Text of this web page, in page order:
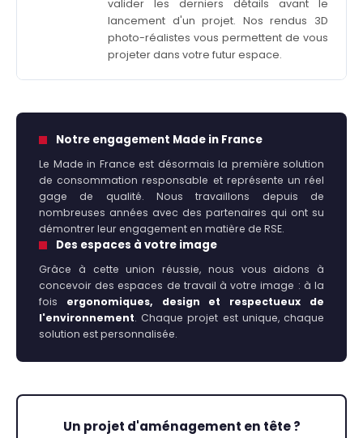
valider les derniers détails avant le
lancement d'un projet. Nos rendus 3D
photo-réalistes vous permettent de vous
projeter dans votre futur espace.
Notre engagement Made in France
Le Made in France est désormais la première solution
de consommation responsable et représente un réel
gage de qualité. Nous travaillons depuis de
nombreuses années avec des partenaires qui ont su
démontrer leur engagement en matière de RSE.
Des espaces à votre image
Grâce à cette union réussie, nous vous aidons à
concevoir des espaces de travail à votre image : à la
fois ergonomiques, design et respectueux de
l'environnement. Chaque projet est unique, chaque
solution est personnalisée.
Un projet d'aménagement en tête ?